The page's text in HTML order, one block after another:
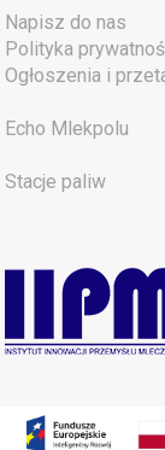
Napisz do nas
Polityka
Ogłoszenia i
Echo Mlekpolu
Stacje paliw